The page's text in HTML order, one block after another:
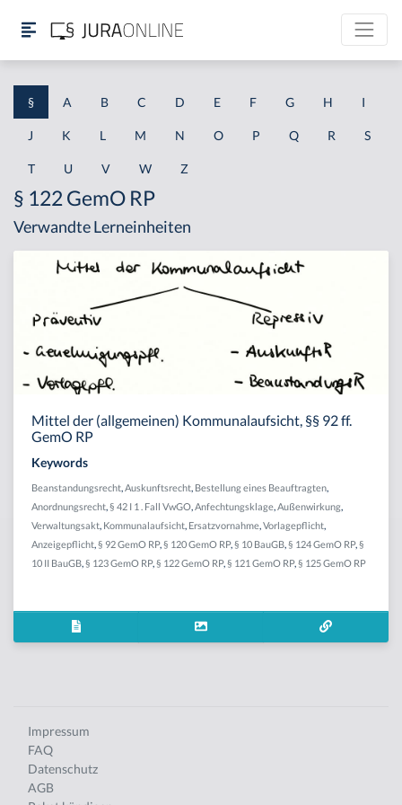
§ A B C D E F G H I
J K L M N O P Q R S
T U V W Z
§ 122 GemO RP
Verwandte Lerneinheiten
Mittel der (allgemeinen) Kommunalaufsicht, §§ 92 ff.
GemO RP
Keywords
Beanstandungsrecht Auskunftsrecht Bestellung eines Beauftragten
Anordnungsrecht § 42 I 1 . Fall VwGO Anfechtungsklage Außenwirkung
Verwaltungsakt Kommunalaufsicht Ersatzvornahme Vorlagepflicht
Anzeigepflicht § 92 GemO RP, § 120 GemO RP, § 10 BauGB § 124 GemO RP, §
10 II BauGB § 123 GemO RP, § 122 GemO RP, § 121 GemO RP, § 125 GemO RP
Impressum
FAQ
Datenschutz
AGB